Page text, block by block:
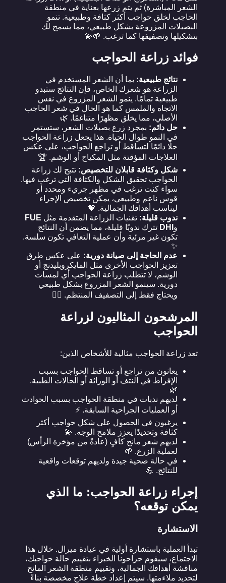
الشعر المباشرة) ثم يتم زرعها بعناية في منطقة
الحاجب لخلق حواجب أكثر كثافة وطبيعية. تنمو
البصيلات المزروعة بشكل طبيعي، مما يسمح لك
بتشكيلها وتصفيفها كما ترغب. 🌱💫
فوائد زراعة الحواجب
نتائج طبيعية: بما أن الشعر المستخدم في
الزراعة هو شعرك الخاص، فإن النتائج ستبدو
طبيعية تمامًا. ينمو الشعر المزروع في نفس
الاتجاه والملمس كما هو الحال في شعر الحاجب
الأصلي، مما يخلق مظهرًا متناغمًا. 🌿
حل دائم: بمجرد زرع بصيلات الشعر، ستستمر
في النمو طوال الحياة. هذا يجعل زراعة الحواجب
حلًا دائمًا لتساقط أو تراجع الحواجب، على عكس
العلاجات المؤقتة مثل المكياج أو الوشم. 🏆
شكل وكثافة قابلان للتخصيص: تتيح لك زراعة
الحواجب تحقيق الشكل والكثافة التي ترغب فيها.
سواء كنت ترغب في مظهر جريء ومحدد أو
قوس ناعم وطبيعي، يمكن تخصيص الإجراء
ليناسب أهدافك الجمالية. 💖
ندوب قليلة: تقنيات الزراعة المتقدمة مثل FUE
و DHI تترك ندوبًا قليلة، مما يضمن أن النتائج
تكون غير مرئية وأن عملية التعافي تكون سلسة.
✨
عدم الحاجة إلى صيانة دورية: على عكس طرق
تعزيز الحواجب الأخرى مثل المايكروبليدنج أو
الوشم، لا تتطلب زراعة الحواجب أي لمسات
دورية. سينمو الشعر المزروع بشكل طبيعي
ويحتاج فقط إلى التصفيف المنتظم. 💇‍♂️
المرشحون المثاليون لزراعة
الحواجب
تعد زراعة الحواجب مثالية للأشخاص الذين:
يعانون من تراجع أو تساقط الحواجب بسبب
الإفراط في النتف أو الوراثة أو الحالات الطبية.
🌿
لديهم ندبات في منطقة الحواجب بسبب الحوادث
أو العمليات الجراحية السابقة. ⚡
يرغبون في الحصول على شكل حواجب أكثر
كثافة وتحديدًا يعزز ملامح الوجه. 💫
لديهم شعر مانح كافٍ (عادةً من مؤخرة الرأس)
لعملية الزرع. 🌱
في حالة صحية جيدة ولديهم توقعات واقعية
للنتائج. 💪
إجراء زراعة الحواجب: ما الذي
يمكن توقعه؟
الاستشارة
تبدأ العملية باستشارة أولية في عيادة ميرال. خلال هذا
الاجتماع، سيقوم جراحونا الخبراء بتقييم حالة حواجبك،
مناقشة أهدافك الجمالية، وتقييم منطقة الشعر المانح
لتحديد ملاءمتها. سيتم إعداد خطة علاج مخصصة بناءً